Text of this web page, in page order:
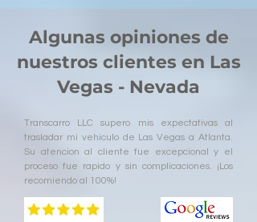
Algunas opiniones de
nuestros clientes en Las
Vegas - Nevada
Transcarro LLC supero mis expectativas al
trasladar mi vehiculo de Las Vegas a Atlanta.
Su atencion al cliente fue excepcional y el
proceso fue rapido y sin complicaciones. ¡Los
recomiendo al 100%!